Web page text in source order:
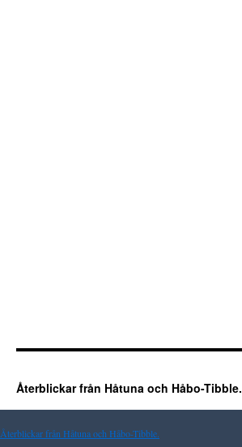
Återblickar från Håtuna och Håbo-Tibble.
Återblickar från Håtuna och Håbo-Tibble.